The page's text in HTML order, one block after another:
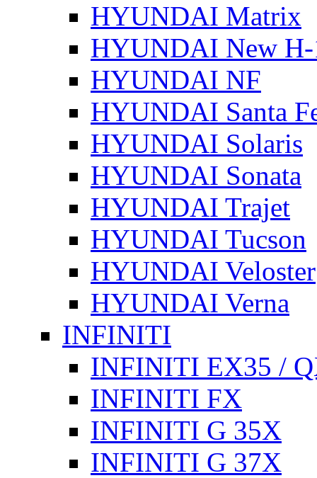
HYUNDAI Matrix
HYUNDAI New
HYUNDAI NF
HYUNDAI Santa
HYUNDAI Solaris
HYUNDAI Sonata
HYUNDAI Trajet
HYUNDAI Tucson
HYUNDAI Veloster
HYUNDAI Verna
INFINITI
INFINITI EX35 /
INFINITI FX
INFINITI G 35X
INFINITI G 37X